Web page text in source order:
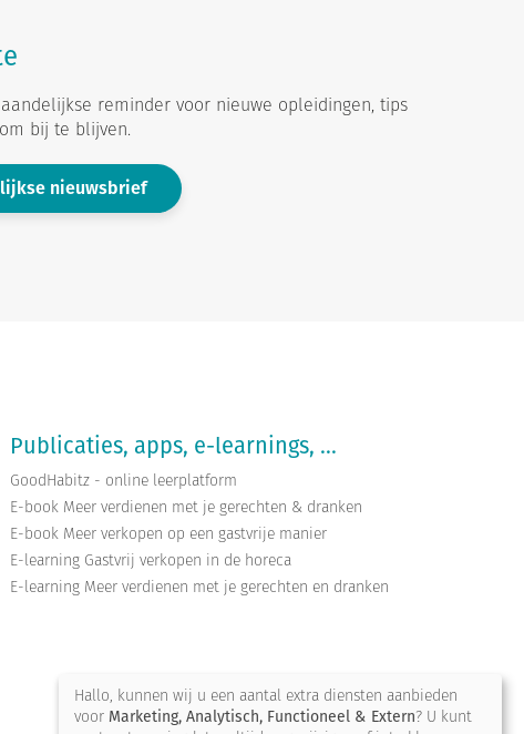
reminder voor nieuwe opleidingen, tips
bij te blijven.
nieuwsbrief
Publicaties, apps, e-learnings, ...
GoodHabitz - online leerplatform
E-book Meer verdienen met je gerechten & dranken
E-book Meer verkopen op een gastvrije manier
E-learning Gastvrij verkopen in de horeca
E-learning Meer verdienen met je gerechten en dranken
Hallo, kunnen wij u een aantal extra diensten aanbieden
voor Marketing, Analytisch, Functioneel & Extern? U kunt